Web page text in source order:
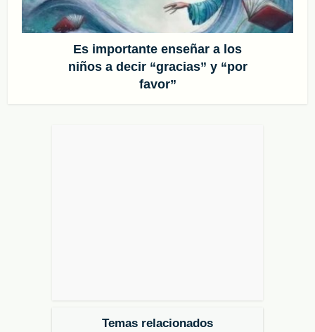
Es importante enseñar a los
niños a decir “gracias” y “por
favor”
Temas relacionados